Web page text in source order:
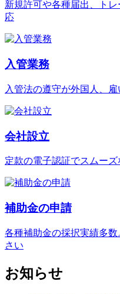
新規許可や各種届出、ト
応
入管業務
入管法の遵守が外国人、
会社設立
定款の電子認証でスムー
補助金の申請
各種補助金の採択実績多
さい
お知らせ